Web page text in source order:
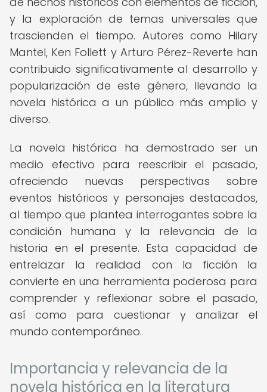
y la exploración de temas universales que
trascienden el tiempo. Autores como Hilary
Mantel, Ken Follett y Arturo Pérez-Reverte han
contribuido significativamente al desarrollo y
popularización de este género, llevando la
novela histórica a un público más amplio y
diverso.
La novela histórica ha demostrado ser un
medio efectivo para reescribir el pasado,
ofreciendo nuevas perspectivas sobre
eventos históricos y personajes destacados,
al tiempo que plantea interrogantes sobre la
condición humana y la relevancia de la
historia en el presente. Esta capacidad de
entrelazar la realidad con la ficción la
convierte en una herramienta poderosa para
comprender y reflexionar sobre el pasado,
así como para cuestionar y analizar el
mundo contemporáneo.
Importancia y relevancia de la
novela histórica en la literatura